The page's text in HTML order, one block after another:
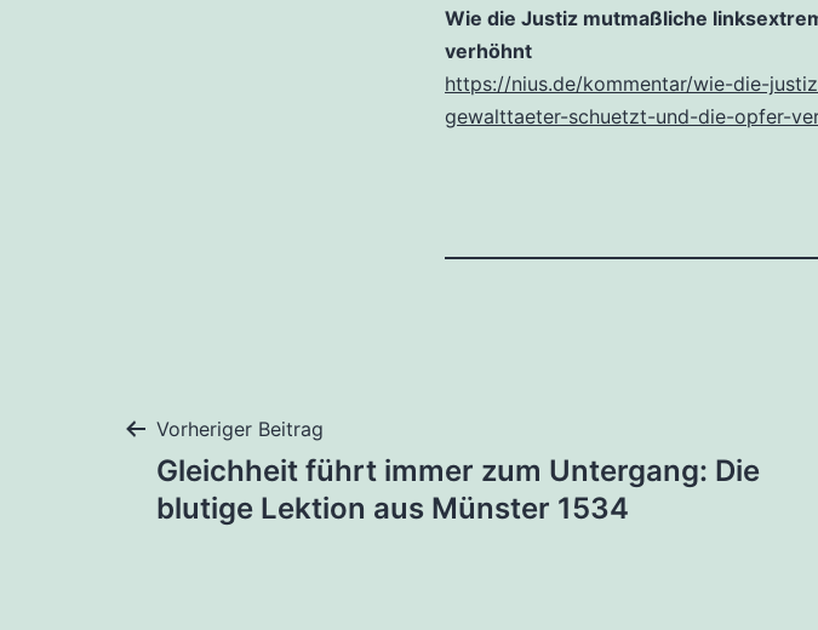
Wie die Justiz mutmaßliche
verhöhnt
https://nius.de/kommentar/wie-die-
gewalttaeter-schuetzt-und-die-opfer-
Beitragsnavigation
Vorheriger Beitrag
Gleichheit führt immer zum Untergang: Die
blutige Lektion aus Münster 1534